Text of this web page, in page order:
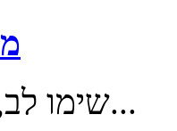
שימו לב, יש ללחוץ על...